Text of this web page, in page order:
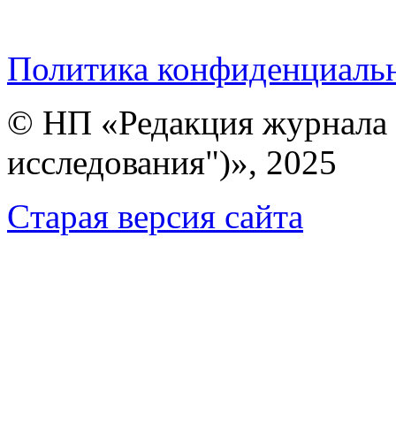
Политика
© НП «Редакция
исследования")», 2025
Cтарая версия сайта